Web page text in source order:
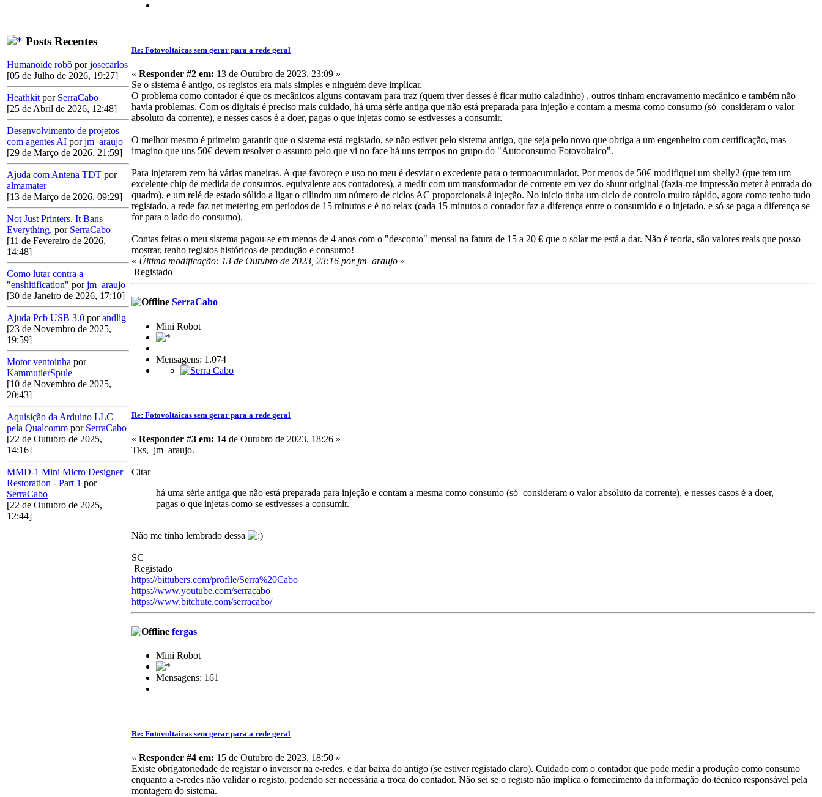
Posts Recentes
Humanoide robô porjosecarlos
[05 de Julho de 2026, 19:27]
Heathkit por SerraCabo
[25 de Abril de 2026, 12:48]
Desenvolvimento de projetos
com agentes AI porjm_araujo
[29 de Março de 2026, 21:59]
Ajuda com Antena TDT por
almamater
[13 de Março de 2026, 09:29]
Not Just Printers. It Bans
Everything. por SerraCabo
[11 de Fevereiro de 2026,
14:48]
Como lutar contra a
"enshitification" porjm_araujo
[30 de Janeiro de 2026, 17:10]
Ajuda Pcb USB 3.0 porandlig
[23 de Novembro de 2025,
19:59]
Motor ventoinha por
KammutierSpule
[10 de Novembro de 2025,
20:43]
Aquisição da Arduino LLC
pela Qualcomm por SerraCabo
[22 de Outubro de 2025,
14:16]
MMD-1 Mini Micro Designer
Restoration - Part 1 por
SerraCabo
[22 de Outubro de 2025,
12:44]
Re: Fotovoltaicas sem gerar para a rede geral
« Responder #2 em: 13 de Outubro de 2023, 23:09 »
Se o sistema é antigo, os registos era mais simples e ninguém deve implicar.
O problema como contador é que os mecânicos alguns contavam para traz (quem tiver desses é ficar muito caladinho) , outros tinham encravamento mecânico e também não
havia problemas. Com os digitais é preciso mais cuidado, há uma série antiga que não está preparada para injeção e contam a mesma como consumo (só consideram o valor
absoluto da corrente), e nesses casos é a doer, pagas o que injetas como se estivesses a consumir.
O melhor mesmo é primeiro garantir que o sistema está registado, se não estiver pelo sistema antigo, que seja pelo novo que obriga a um engenheiro com certificação, mas
imagino que uns 50€ devem resolver o assunto pelo que vi no face há uns tempos no grupo do "Autoconsumo Fotovoltaico".
Para injetarem zero há várias maneiras. A que favoreço e uso no meu é desviar o excedente para o termoacumulador. Por menos de 50€ modifiquei um shelly2 (que tem um
excelente chip de medida de consumos, equivalente aos contadores), a medir com um transformador de corrente em vez do shunt original (fazia-me impressão meter à entrada do
quadro), e um relé de estado sólido a ligar o cilindro um número de ciclos AC proporcionais à injeção. No início tinha um ciclo de controlo muito rápido, agora como tenho tudo
registado, a rede faz net metering em períodos de 15 minutos e é no relax (cada 15 minutos o contador faz a diferença entre o consumido e o injetado, e só se paga a diferença se
for para o lado do consumo).
Contas feitas o meu sistema pagou-se em menos de 4 anos com o "desconto" mensal na fatura de 15 a 20 € que o solar me está a dar. Não é teoria, são valores reais que posso
mostrar, tenho registos históricos de produção e consumo!
« Última modificação: 13 de Outubro de 2023, 23:16 por jm_araujo »
Registado
SerraCabo
Mini Robot
Mensagens: 1.074
Re: Fotovoltaicas sem gerar para a rede geral
« Responder #3 em: 14 de Outubro de 2023, 18:26 »
Tks, jm_araujo.
Citar
há uma série antiga que não está preparada para injeção e contam a mesma como consumo (só consideram o valor absoluto da corrente), e nesses casos é a doer,
pagas o que injetas como se estivesses a consumir.
Não me tinha lembrado dessa
SC
Registado
https://bittubers.com/profile/Serra%20Cabo
https://www.youtube.com/serracabo
https://www.bitchute.com/serracabo/
fergas
Mini Robot
Mensagens: 161
Re: Fotovoltaicas sem gerar para a rede geral
« Responder #4 em: 15 de Outubro de 2023, 18:50 »
Existe obrigatoriedade de registar o inversor na e-redes, e dar baixa do antigo (se estiver registado claro). Cuidado com o contador que pode medir a produção como consumo
enquanto a e-redes não validar o registo, podendo ser necessária a troca do contador. Não sei se o registo não implica o fornecimento da informação do técnico responsável pela
montagem do sistema.